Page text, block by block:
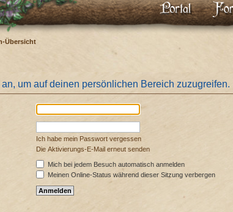
Übersicht
um auf deinen persönlichen Bereich zuzugreifen.
Ich habe mein Passwort vergessen
Die Aktivierungs-E-Mail erneut senden
Mich bei jedem Besuch automatisch anmelden
Meinen Online-Status während dieser Sitzung verbergen